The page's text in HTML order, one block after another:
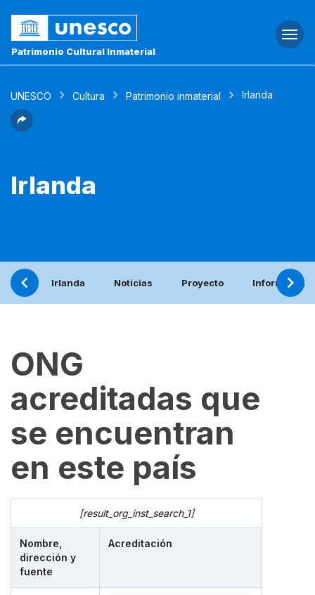
Patrimonio Cultural Inmaterial
UNESCO Cultura Patrimonio inmaterial Irlanda
Irlanda
Irlanda Noticias Proyecto Informe
ONG
acreditadas que
se encuentran
en este país
[result_org_inst_search_1]
Nombre,
dirección y
fuente
Acreditación